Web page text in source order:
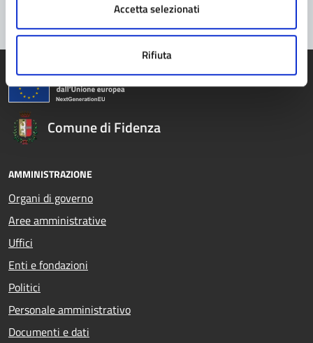
Accetta selezionati
Rifiuta
Comune di Fidenza
AMMINISTRAZIONE
Organi di governo
Aree amministrative
Uffici
Enti e fondazioni
Politici
Personale amministrativo
Documenti e dati